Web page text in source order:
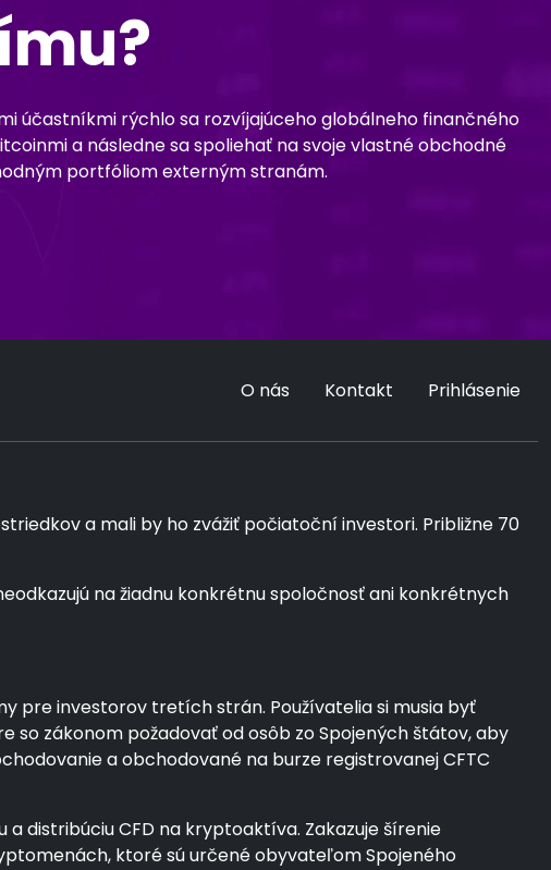
účastníkmi rýchlo sa rozvíjajúceho globálneho finančného
a následne sa spoliehať na svoje vlastné obchodné
portfóliom externým stranám.
O nás Kontakt Prihlásenie
a mali by ho zvážiť počiatoční investori. Približne 70
na žiadnu konkrétnu spoločnosť ani konkrétnych
pre investorov tretích strán. Používatelia si musia byť
so zákonom požadovať od osôb zo Spojených štátov, aby
a obchodované na burze registrovanej CFTC
distribúciu CFD na kryptoaktíva. Zakazuje šírenie
ktoré sú určené obyvateľom Spojeného